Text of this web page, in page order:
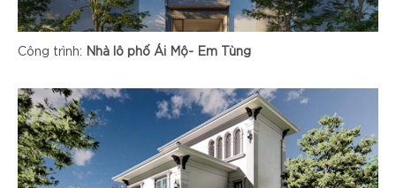
Công trình: Nhà lô phố Ái Mộ- Em Tùng